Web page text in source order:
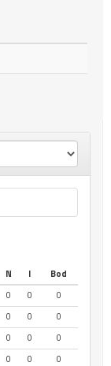
N I
Bod
0 0
0
0 0
0
0 0
0
0 0
0